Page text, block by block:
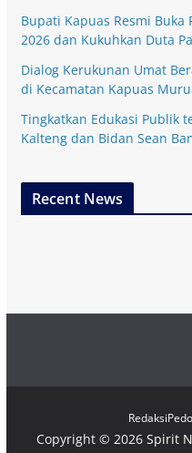
Bupati Kapuas Resmi Buka
2026 dan Kukuhkan Duta
Dialog Kerukunan Umat
di Kecamatan Kapuas
Tingkatkan Edukasi Publik
Kalteng dan Bidan Sean
Recent News
Redaksi
Copyright © 2026Spirit